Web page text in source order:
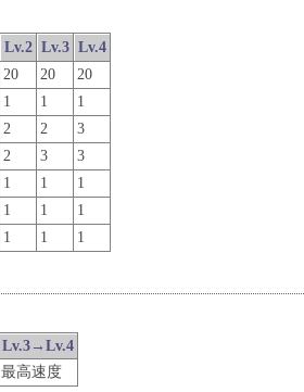
Lv.2 Lv.3 Lv.4
20 20
20
1 1
1
2 2
3
2 3
3
1 1
1
1 1
1
1 1 1
Lv.3→Lv.4
最高速度